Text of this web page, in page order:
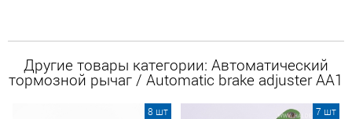
Другие товары категории: Автоматический
тормозной рычаг / Automatic brake adjuster AA1
8 шт 7 шт